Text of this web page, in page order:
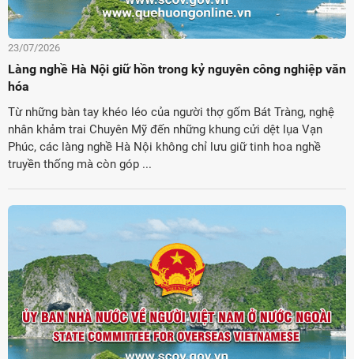
23/07/2026
Làng nghề Hà Nội giữ hồn trong kỷ nguyên công nghiệp văn
hóa
Từ những bàn tay khéo léo của người thợ gốm Bát Tràng, nghệ
nhân khảm trai Chuyên Mỹ đến những khung cửi dệt lụa Vạn
Phúc, các làng nghề Hà Nội không chỉ lưu giữ tinh hoa nghề
truyền thống mà còn góp ...